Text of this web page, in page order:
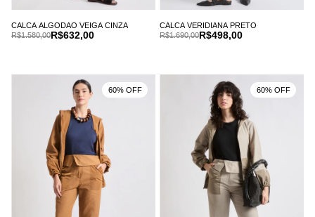
CALCA ALGODAO VEIGA CINZA
R$632,00
R$1.580,00
CALCA VERIDIANA PRETO
R$498,00
R$1.690,00
60% OFF 60% OFF